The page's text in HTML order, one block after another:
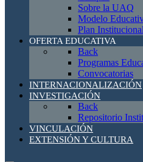
Sobre la UAQ
Modelo
Plan
OFERTA EDUCATIVA
Back
Programas
Convocatorias
INTERNACIONALIZACIÓN
INVESTIGACIÓN
Back
Repositorio
VINCULACIÓN
EXTENSIÓN Y CULTURA